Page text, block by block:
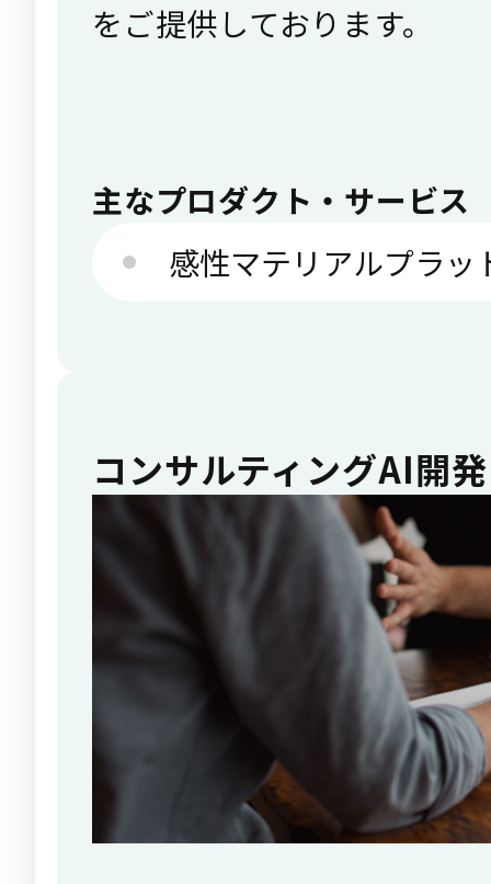
をご提供しております。
主なプロダクト・サービス
感性マテリアルプラ
コンサルティングAI開発